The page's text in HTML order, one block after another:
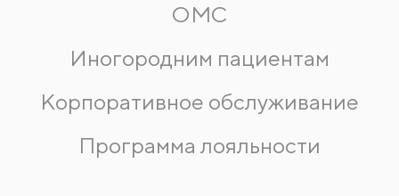
ОМС
Иногородним пациентам
Корпоративное обслуживание
Программа лояльности